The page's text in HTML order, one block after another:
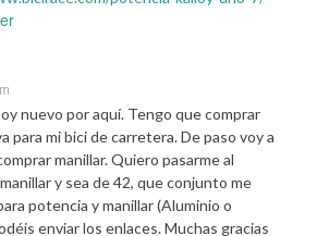
nuevo por aquí. Tengo que comprar
para mi bici de carretera. De paso voy a
manillar. Quiero pasarme al
y sea de 42, que conjunto me
potencia y manillar (Aluminio o
enviar los enlaces. Muchas gracias